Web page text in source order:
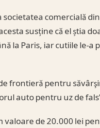
comercială
susține că el știa
la Paris, iar cutiile le-a
frontieră pentru
auto pentru uz de
de 20.000 lei